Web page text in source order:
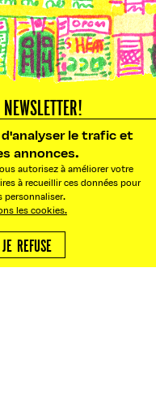
S'ABONNER
le trafic et
annonces.
autorisez à améliorer votre
à recueillir ces données pour
personnaliser.
les cookies.
JE REFUSE